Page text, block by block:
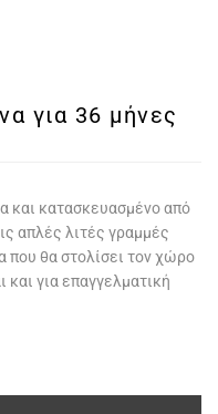
για 36 μήνες
και κατασκευασμένο από
απλές λιτές γραμμές
που θα στολίσει τον χώρο
και για επαγγελματική